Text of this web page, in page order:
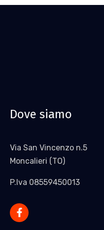
Dove siamo
Via San Vincenzo n.5
Moncalieri (TO)
P.Iva 08559450013